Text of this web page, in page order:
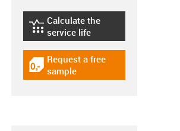
igus-icon-lebensdauerrechner
Calculate the
service life
igus-icon-gratismuster
Request a free
sample